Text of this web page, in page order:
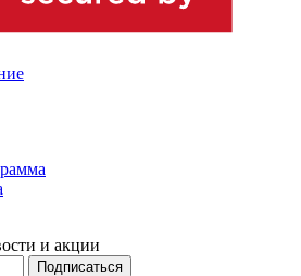
и акции
Подписаться